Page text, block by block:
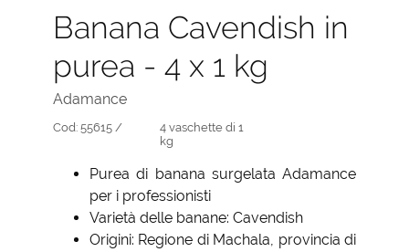
Banana Cavendish in
purea - 4 x 1 kg
Adamance
Cod: 55615 /
4 vaschette di 1
kg
Purea di banana surgelata Adamance
per i professionisti
Varietà delle banane: Cavendish
Origini: Regione di Machala, provincia di